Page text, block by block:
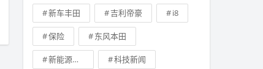
新车丰田 吉利帝豪 i8
保险 东风本田
新能源车补贴 科技新闻